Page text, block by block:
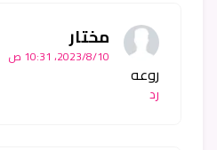
مختار
10‏/8‏/2023، 10:31 ص
روعه
رد